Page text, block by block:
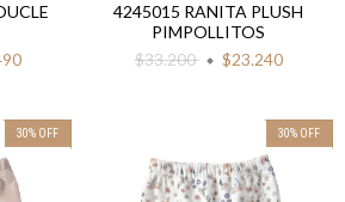
4245015 RANITA PLUSH
PIMPOLLITOS
$33.200
$23.240
30% OFF 30% OFF